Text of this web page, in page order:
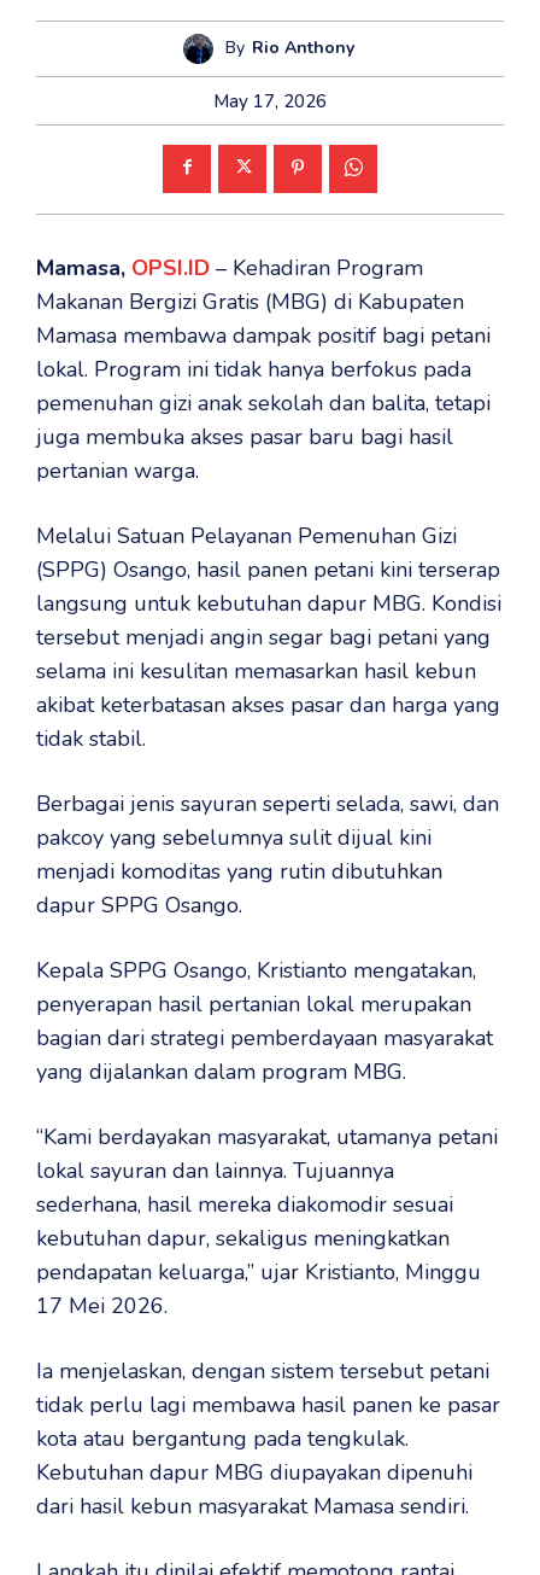
By Rio Anthony
May 17, 2026
Mamasa, OPSI.ID – Kehadiran Program
Makanan Bergizi Gratis (MBG) di Kabupaten
Mamasa membawa dampak positif bagi petani
lokal. Program ini tidak hanya berfokus pada
pemenuhan gizi anak sekolah dan balita, tetapi
juga membuka akses pasar baru bagi hasil
pertanian warga.
Melalui Satuan Pelayanan Pemenuhan Gizi
(SPPG) Osango, hasil panen petani kini terserap
langsung untuk kebutuhan dapur MBG. Kondisi
tersebut menjadi angin segar bagi petani yang
selama ini kesulitan memasarkan hasil kebun
akibat keterbatasan akses pasar dan harga yang
tidak stabil.
Berbagai jenis sayuran seperti selada, sawi, dan
pakcoy yang sebelumnya sulit dijual kini
menjadi komoditas yang rutin dibutuhkan
dapur SPPG Osango.
Kepala SPPG Osango, Kristianto mengatakan,
penyerapan hasil pertanian lokal merupakan
bagian dari strategi pemberdayaan masyarakat
yang dijalankan dalam program MBG.
“Kami berdayakan masyarakat, utamanya petani
lokal sayuran dan lainnya. Tujuannya
sederhana, hasil mereka diakomodir sesuai
kebutuhan dapur, sekaligus meningkatkan
pendapatan keluarga,” ujar Kristianto, Minggu
17 Mei 2026.
Ia menjelaskan, dengan sistem tersebut petani
tidak perlu lagi membawa hasil panen ke pasar
kota atau bergantung pada tengkulak.
Kebutuhan dapur MBG diupayakan dipenuhi
dari hasil kebun masyarakat Mamasa sendiri.